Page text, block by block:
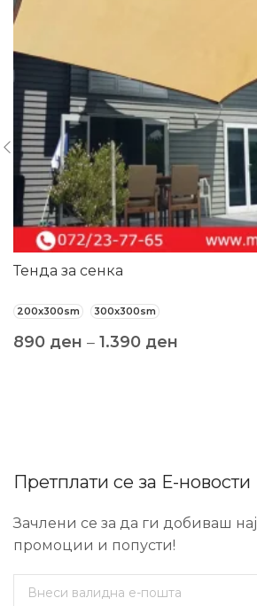
Тенда за сенка
200x300sm 300x300sm
890 ден – 1.390 ден
Претплати се за Е-новости
Зачлени се за да ги добиваш
промоции и попусти!